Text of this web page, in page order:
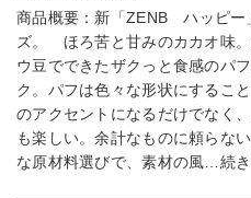
商品概要：新「ZENB ハッピー
ズ。 ほろ苦と甘みのカカオ味
ウ豆でできたザクっと食感のパ
ク。パフは色々な形状にするこ
のアクセントになるだけでなく
も楽しい。余計なものに頼らな
な原材料選びで、素材の風…続